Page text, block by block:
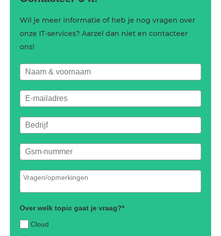
Wil je meer informatie of heb je nog vragen over
onze IT-services? Aarzel dan niet en contacteer
ons!
Over welk topic gaat je vraag?*
Cloud